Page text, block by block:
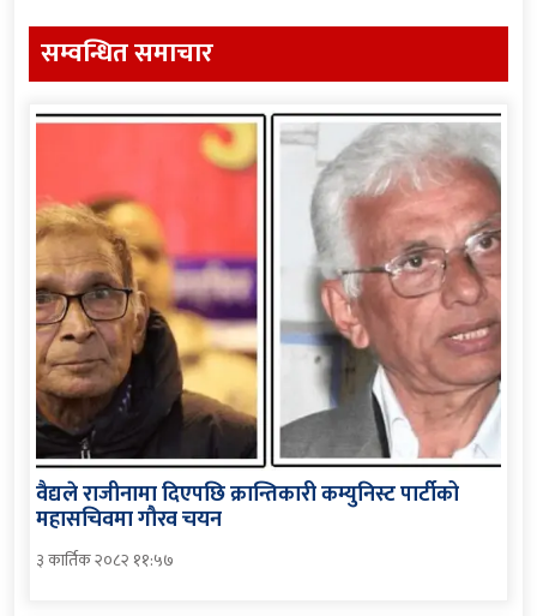
सम्वन्धित समाचार
वैद्यले राजीनामा दिएपछि क्रान्तिकारी कम्युनिस्ट पार्टीको
महासचिवमा गौरव चयन
३ कार्तिक २०८२ ११:५७